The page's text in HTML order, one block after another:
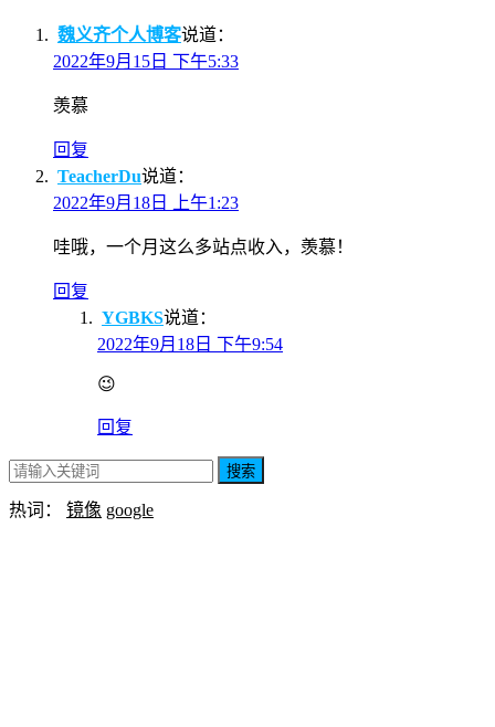
魏义齐个人博客说道：
2022年9月15日 下午5:33
羡慕
回复
TeacherDu说道：
2022年9月18日 上午1:23
哇哦，一个月这么多站点收入，羡慕！
回复
YGBKS说道：
2022年9月18日 下午9:54
😉
回复
搜索
热词： 镜像 google